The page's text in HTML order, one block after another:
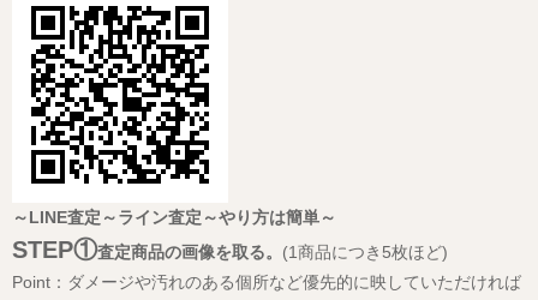
～LINE査定～ライン査定～やり方は簡単～
STEP①査定商品の画像を取る。 (1商品につき5枚ほど)
Point：ダメージや汚れのある個所など優先的に映していただければ